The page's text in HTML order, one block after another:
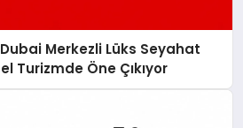
Merkezli Lüks Seyahat
Turizmde Öne Çıkıyor